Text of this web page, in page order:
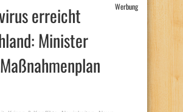
erreicht
Minister
Werbung